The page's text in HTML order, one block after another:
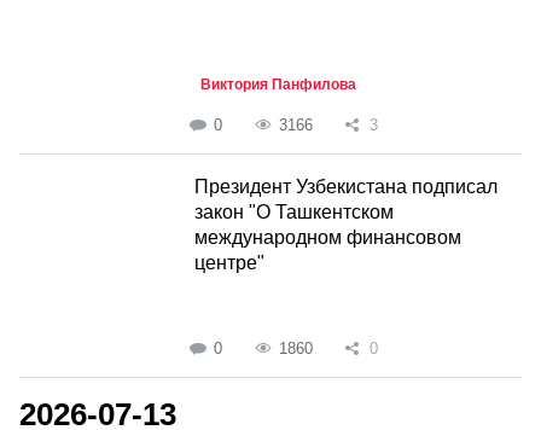
Виктория Панфилова
0 3166 3
Президент Узбекистана подписал
закон "О Ташкентском
международном финансовом
центре"
0 1860 0
2026-07-13